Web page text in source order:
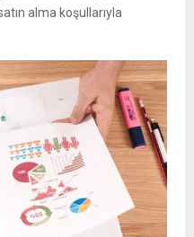
alma koşullarıyla